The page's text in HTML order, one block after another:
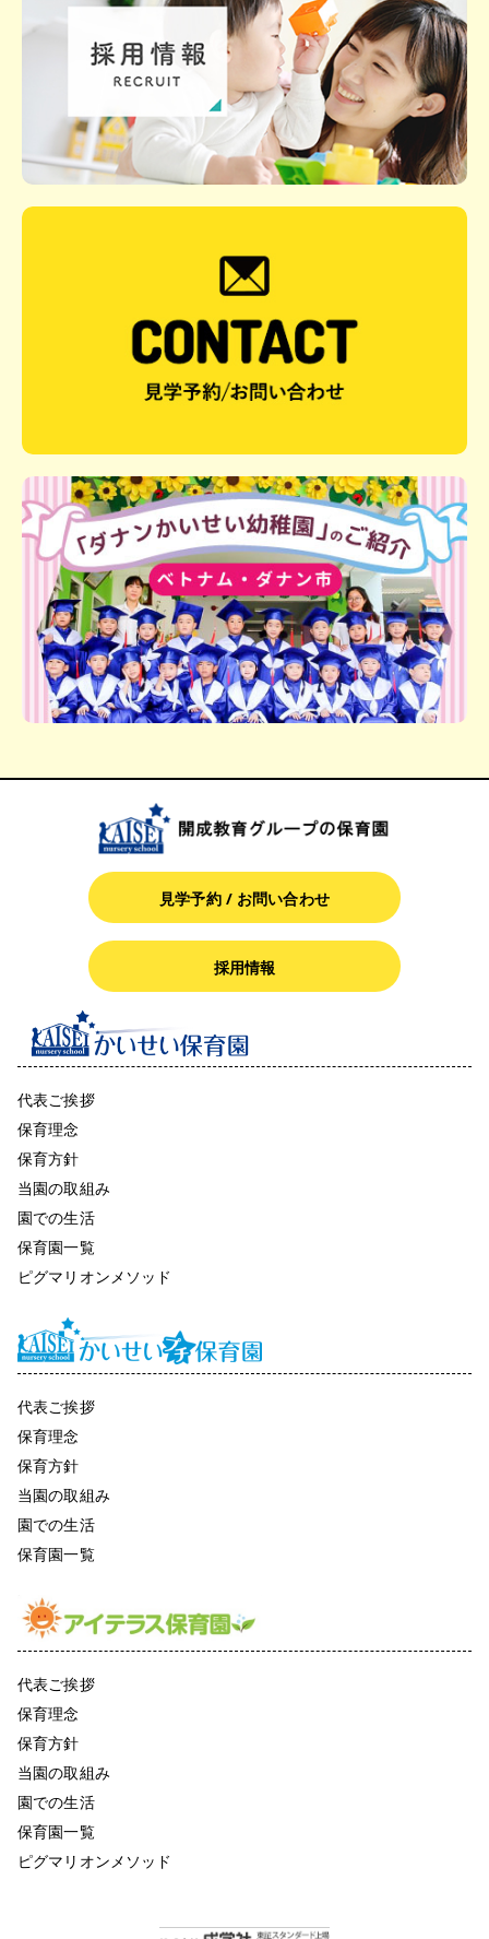
見学予約 / お問い合わせ
採用情報
代表ご挨拶
保育理念
保育方針
当園の取組み
園での生活
保育園一覧
ピグマリオンメソッド
代表ご挨拶
保育理念
保育方針
当園の取組み
園での生活
保育園一覧
代表ご挨拶
保育理念
保育方針
当園の取組み
園での生活
保育園一覧
ピグマリオンメソッド